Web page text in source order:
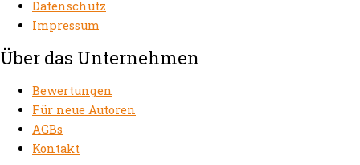
Datenschutz
Impressum
Über das Unternehmen
Bewertungen
Für neue Autoren
AGBs
Kontakt